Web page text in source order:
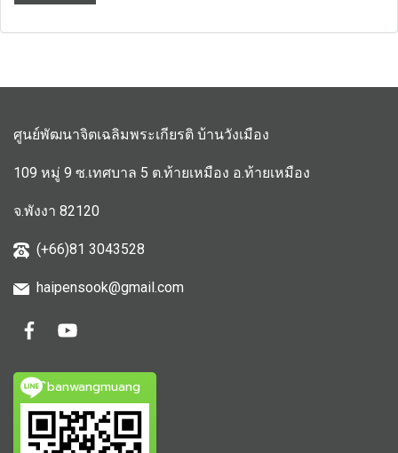
ศูนย์พัฒนาจิตเฉลิมพระเกียรติ บ้านวังเมือง
109 หมู่ 9 ซ.เทศบาล 5 ต.ท้ายเหมือง อ.ท้ายเหมือง
จ.พังงา 82120
(+66)81 3043528
haipensook@gmail.com
ิbanwangmuang